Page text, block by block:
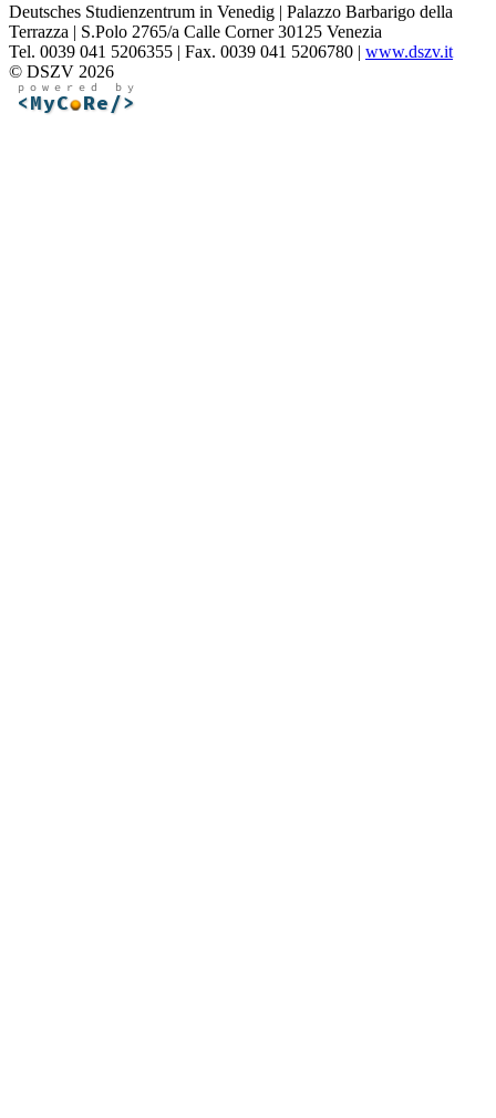
Deutsches Studienzentrum in Venedig | Palazzo Barbarigo della
Terrazza | S.Polo 2765/a Calle Corner 30125 Venezia
Tel. 0039 041 5206355 | Fax. 0039 041 5206780 | www.dszv.it
© DSZV 2026